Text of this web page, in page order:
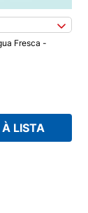
Fresca -
LISTA